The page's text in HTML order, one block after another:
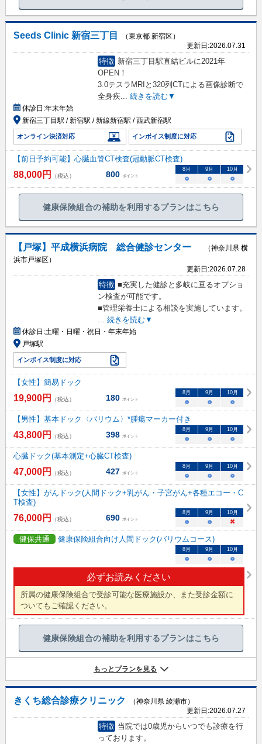
Seeds Clinic 新宿三丁目
（東京都 新宿区）
更新日:2026.07.31
特徴 新宿三丁目駅直結ビルに2021年
OPEN！
3.0テスラMRIと320列CTによる画像診断で
全身疾... 続きを読む▼
休診日:年末年始
新宿三丁目駅 / 新宿駅 / 新線新宿駅 / 西武新宿駅
オンライン決済対応 インボイス制度に対応
【前日予約可能】心臓血管CT検査(冠動脈CT検査)
88,000円 （税込） 800 ポイント
8月 9月 10月
○ ○ ○
健康保険組合の補助を利用するプランはこちら
【戸塚】平成横浜病院 総合健診センター
（神奈川県 横
浜市戸塚区）
更新日:2026.07.28
特徴 ■充実した健診と多岐に亘るオプショ
ン検査が可能です。
■管理栄養士による相談を実施しています。
... 続きを読む▼
休診日:土曜・日曜・祝日・年末年始
戸塚駅
インボイス制度に対応
【女性】簡易ドック
19,900円 （税込） 180 ポイント
8月 9月 10月
○ ○ ○
【男性】基本ドック〈バリウム〉*腫瘍マーカー付き
43,800円 （税込） 398 ポイント
8月 9月 10月
○ ○ ○
心臓ドック(基本測定+心臓CT検査)
47,000円 （税込） 427 ポイント
8月 9月 10月
○ ○ ○
【女性】がんドック(人間ドック+乳がん・子宮がん+各種エコー・C
T検査)
76,000円 （税込） 690 ポイント
8月 9月 10月
○ ○ ×
健保共通 健康保険組合向け人間ドック(バリウムコース)
必ずお読みください
所属の健康保険組合で受診可能な医療施設か、また受診金額に
ついてもご確認ください。
8月 9月 10月
○ ○ ○
健康保険組合の補助を利用するプランはこちら
もっとプランを見る
きくち総合診療クリニック
（神奈川県 綾瀬市）
更新日:2026.07.27
特徴 当院では0歳児からいつでも診療を行
っております。